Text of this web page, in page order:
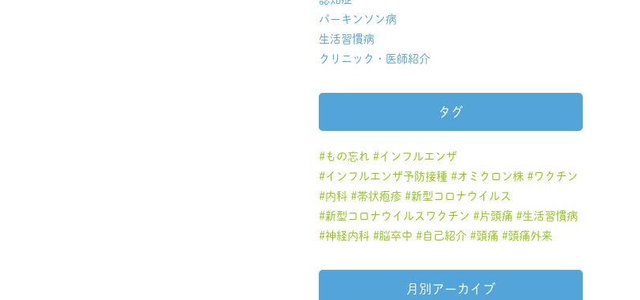
パーキンソン病
生活習慣病
クリニック・医師紹介
タグ
もの忘れ
インフルエンザ
インフルエンザ予防接種
オミクロン株
ワクチン
内科
帯状疱疹
新型コロナウイルス
新型コロナウイルスワクチン
片頭痛
生活習慣病
神経内科
脳卒中 自己紹介 頭痛 頭痛外来
月別アーカイブ